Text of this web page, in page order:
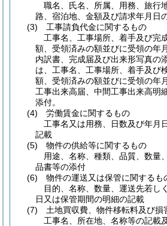
職名、氏名、所属、用務、旅行
路、宿泊地、金額及び請求年月日
(3)
工事請負代金に関するもの
工事名、工事場所、着手及び完
額、受領済みの額並びに受領の年
内訳書、完成届及び出来形写真の
は、工事名、工事場所、着手及び
額、受領済みの額並びに受領の年
工事出来高届、中間工事出来高明
添付。
(4)
労働賃金に関するもの
工事名又は用務、日数及び年月
記載
(5)
物件の供給等に関するもの
用途、名称、種類、品質、数量
品書等の添付
(6)
物件の運送又は保管に関するも
目的、名称、数量、運送先若し
日又は保管期間の明細の記載
(7)
土地買収費、物件移転料及び
工事名、所在地、名称等の記載